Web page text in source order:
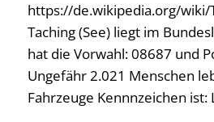
https://de.wikipedia.org/wiki/
Taching (See) liegt im
hat die Vorwahl: 08687 und
Ungefähr 2.021 Menschen
Fahrzeuge Kennnzeichen ist: